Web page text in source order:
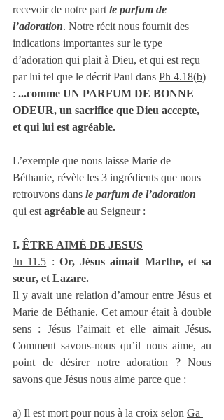
recevoir de notre part le parfum de
l’adoration. Notre récit nous fournit des
indications importantes sur le type
d’adoration qui plait à Dieu, et qui est reçu
par lui tel que le décrit Paul dans Ph 4.18(b)
: ...comme UN PARFUM DE BONNE
ODEUR, un sacrifice que Dieu accepte,
et qui lui est agréable.
L’exemple que nous laisse Marie de
Béthanie, révèle les 3 ingrédients que nous
retrouvons dans le parfum de l’adoration
qui est agréable au Seigneur :
I. ÊTRE AIMÉ DE JESUS
Jn 11.5 : Or, Jésus aimait Marthe, et sa
sœur, et Lazare.
Il y avait une relation d’amour entre Jésus et
Marie de Béthanie. Cet amour était à double
sens : Jésus l’aimait et elle aimait Jésus.
Comment savons-nous qu’il nous aime, au
point de désirer notre adoration ? Nous
savons que Jésus nous aime parce que :
a) Il est mort pour nous à la croix selon Ga